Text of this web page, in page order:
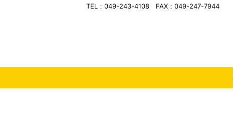
TEL：049-243-4108 FAX：049-247-7944